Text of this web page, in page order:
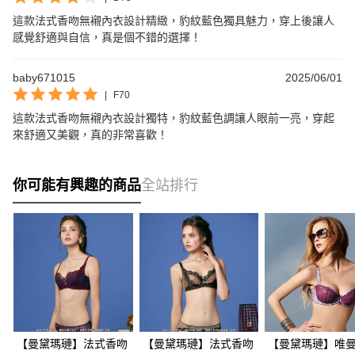
這款法式香吻無襯內衣設計精緻，豹紋藍色獨具魅力，穿上後讓人
感覺舒適與自信，真是個不錯的選擇！
baby671015 2025/06/01
F70
這款法式香吻無襯內衣設計獨特，豹紋藍色調讓人眼前一亮，穿起
來舒適又美觀，真的非常喜歡！
你可能有興趣的商品全站排行
【曼黛瑪璉】法式香吻 【曼黛瑪璉】法式香吻 【曼黛瑪璉】唯